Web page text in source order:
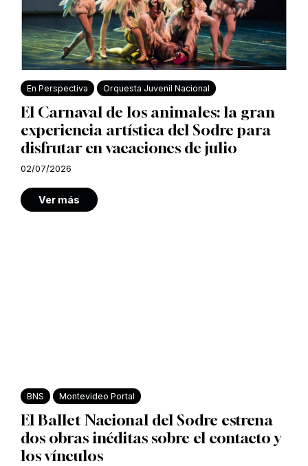
En Perspectiva Orquesta Juvenil Nacional
El Carnaval de los animales: la gran
experiencia artística del Sodre para
disfrutar en vacaciones de julio
02/07/2026
Ver más
BNS Montevideo Portal
El Ballet Nacional del Sodre estrena
dos obras inéditas sobre el contacto y
los vínculos